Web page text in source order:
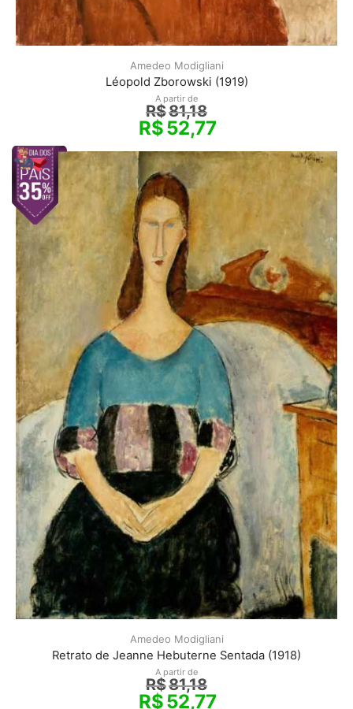
Amedeo Modigliani
Léopold Zborowski (1919)
A partir de
R$81,18
R$52,77
Amedeo Modigliani
Retrato de Jeanne Hebuterne Sentada (1918)
A partir de
R$81,18
R$52,77